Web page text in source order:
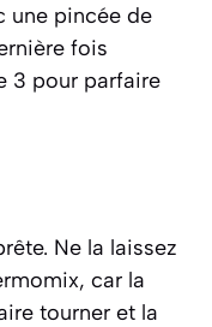
une pincée de
fois
3 pour parfaire
Ne la laissez
car la
tourner et la